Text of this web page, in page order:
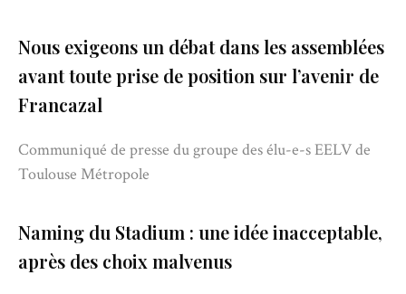
Nous exigeons un débat dans les assemblées
avant toute prise de position sur l’avenir de
Francazal
Communiqué de presse du groupe des élu-e-s EELV de
Toulouse Métropole
Naming du Stadium : une idée inacceptable,
après des choix malvenus